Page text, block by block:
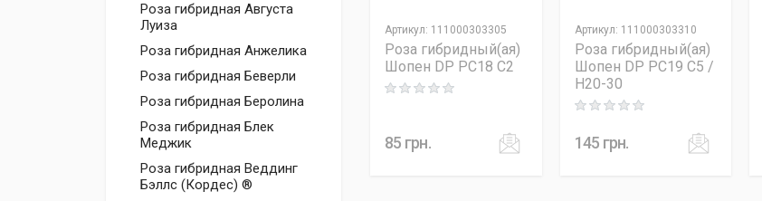
Роза гибридная Августа
Луиза
Роза гибридная Анжелика
Роза гибридная Беверли
Роза гибридная Беролина
Роза гибридная Блек
Меджик
Роза гибридная Веддинг
Бэллс (Кордес) ®
Артикул: 111000303305
Роза гибридный(ая)
Шопен DP PC18 C2
Rating: 0 out of 5
85 грн.
Артикул: 111000303310
Роза гибридный(ая)
Шопен DP PC19 C5 /
H20-30
Rating: 0 out of 5
145 грн.